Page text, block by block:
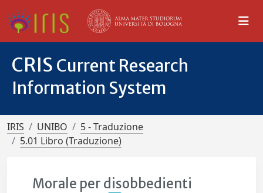
CRIS Current Research
Information System
IRIS UNIBO
5 - Traduzione
5.01 Libro (Traduzione)
Morale per disobbedienti